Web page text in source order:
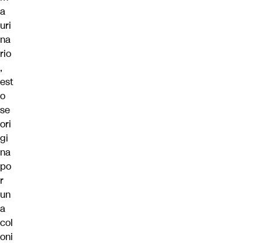
a
uri
na
rio
,
est
o
se
ori
gi
na
po
r
un
a
col
oni